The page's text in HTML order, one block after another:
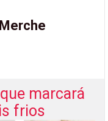
marcará
frios